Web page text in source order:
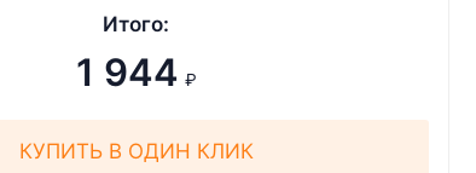
Итого:
1 944 ₽
КУПИТЬ В ОДИН КЛИК